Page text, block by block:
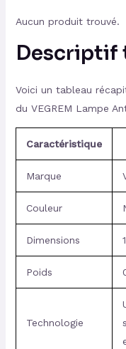
Aucun produit trouvé.
Descriptif
Voici un tableau
du VEGREM Lampe
Caractéristique
Marque
Couleur
Dimensions
Poids
Technologie